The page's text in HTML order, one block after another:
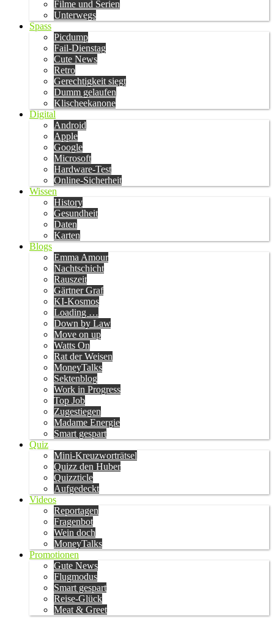
Filme und Serien
Unterwegs
Spass
Picdump
Fail-Dienstag
Cute News
Retro
Gerechtigkeit siegt
Dumm gelaufen
Klischeekanone
Digital
Android
Apple
Google
Microsoft
Hardware-Test
Online-Sicherheit
Wissen
History
Gesundheit
Daten
Karten
Blogs
Emma Amour
Nachtschicht
Rauszeit
Gärtner Graf
KI-Kosmos
Loading …
Down by Law
Move on up
Watts On
Rat der Weisen
MoneyTalks
Sektenblog
Work in Progress
Top Job
Zugestiegen
Madame Energie
Smart gespart
Quiz
Mini-Kreuzworträtsel
Quizz den Huber
Quizzticle
Aufgedeckt
Videos
Reportagen
Fragenbot
Wein doch
MoneyTalks
Promotionen
Gute News
Flugmodus
Smart gespart
Reise-Glück
Meat & Greet